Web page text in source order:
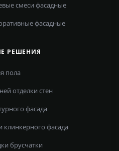
смеси фасадные
фасадные
РЕШЕНИЯ
пола
отделки стен
фасада
клинкерного фасада
брусчатки